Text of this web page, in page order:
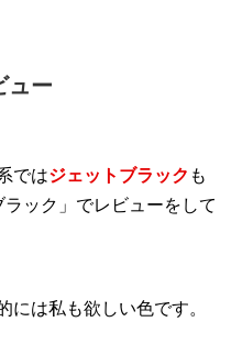
ュー
ではジェットブラック も
ック」でレビューをして
には私も欲しい色です。